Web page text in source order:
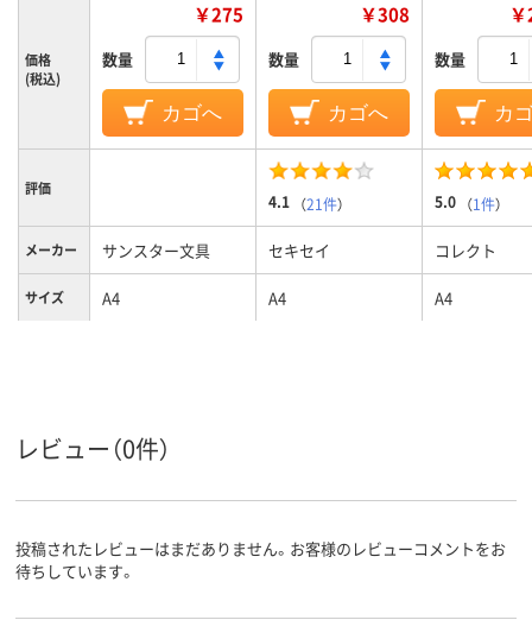
価格
(税込)
￥275
数量
カゴへ
￥308
数量
カゴへ
数量
カ
評価
4.1 （21件） 5.0 （1件）
メーカー サンスター文具 セキセイ コレクト
サイズ A4 A4 A4
ト
レビュー（0件）
投稿されたレビューはまだありません。お客様のレビューコメントをお
待ちしています。